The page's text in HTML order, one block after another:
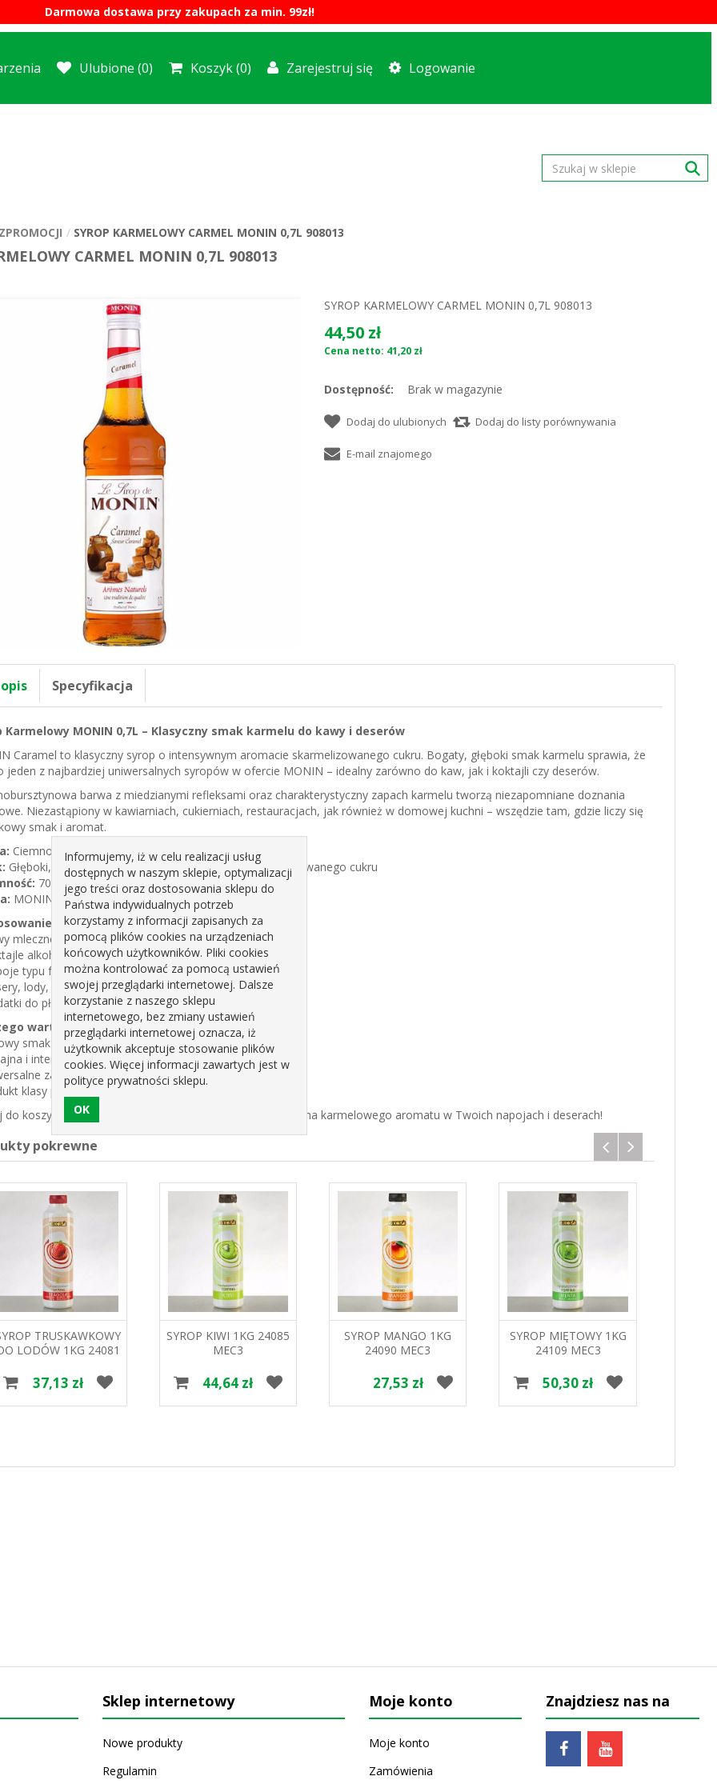
Darmowa dostawa przy zakupach za min. 99zł!
Ulubione (0) Koszyk (0) Zarejestruj się Logowanie
SYROP KARMELOWY CARMEL MONIN 0,7L 908013
CARMEL MONIN 0,7L 908013
SYROP KARMELOWY CARMEL MONIN 0,7L 908013
44,50 zł
Cena netto: 41,20 zł
Dostępność: Brak w magazynie
opis Specyfikacja
Karmelowy MONIN 0,7L – Klasyczny smak karmelu do kawy i deserów
Caramel to klasyczny syrop o intensywnym aromacie skarmelizowanego cukru. Bogaty, głęboki smak karmelu sprawia, że
jeden z najbardziej uniwersalnych syropów w ofercie MONIN – idealny zarówno do kaw, jak i koktajli czy deserów.
barwa z miedzianymi refleksami oraz charakterystyczny zapach karmelu tworzą niezapomniane doznania
Niezastąpiony w kawiarniach, cukierniach, restauracjach, jak również w domowej kuchni – wszędzie tam, gdzie liczy się
smak i aromat.
Ciemno bursztynowa z miedziano-żółtymi rozbłyskami
Głęboki, intensywny aromat karmelu; posmak skarmelizowanego cukru
700 ml
MONIN
mleczne i czarne (latte, cappuccino, flat white)
alkoholowe i bezalkoholowe
typu frappé i shake’i
lody, musy i ciasta
do płatków, jogurtów i owsianki
warto wybrać MONIN Caramel?
smak idealny do kawy
i intensywna formuła
zastosowanie w napojach i potrawach
klasy premium – wybór profesjonalistów
do koszyka i przekonaj się, jak wiele może zmienić odrobina karmelowego aromatu w Twoich napojach i deserach!
pokrewne
TRUSKAWKOWY
LODÓW 1KG 24081
37,13 zł
SYROP KIWI 1KG 24085
MEC3
44,64 zł
SYROP MANGO 1KG
24090 MEC3
27,53 zł
SYROP MIĘTOWY 1KG
24109 MEC3
50,30 zł
Sklep internetowy
Nowe produkty
Regulamin
Moje konto
Moje konto
Zamówienia
Znajdziesz nas na
Informujemy, iż w celu realizacji usług
dostępnych w naszym sklepie, optymalizacji
jego treści oraz dostosowania sklepu do
Państwa indywidualnych potrzeb
korzystamy z informacji zapisanych za
pomocą plików cookies na urządzeniach
końcowych użytkowników. Pliki cookies
można kontrolować za pomocą ustawień
swojej przeglądarki internetowej. Dalsze
korzystanie z naszego sklepu
internetowego, bez zmiany ustawień
przeglądarki internetowej oznacza, iż
użytkownik akceptuje stosowanie plików
cookies. Więcej informacji zawartych jest w
polityce prywatności sklepu.